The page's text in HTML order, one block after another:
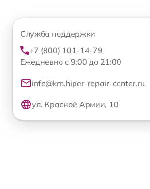
Служба поддержки
+7 (800) 101-14-79
Ежедневно с 9:00 до 21:00
info@krn.hiper-repair-center.ru
ул. Красной Армии, 10